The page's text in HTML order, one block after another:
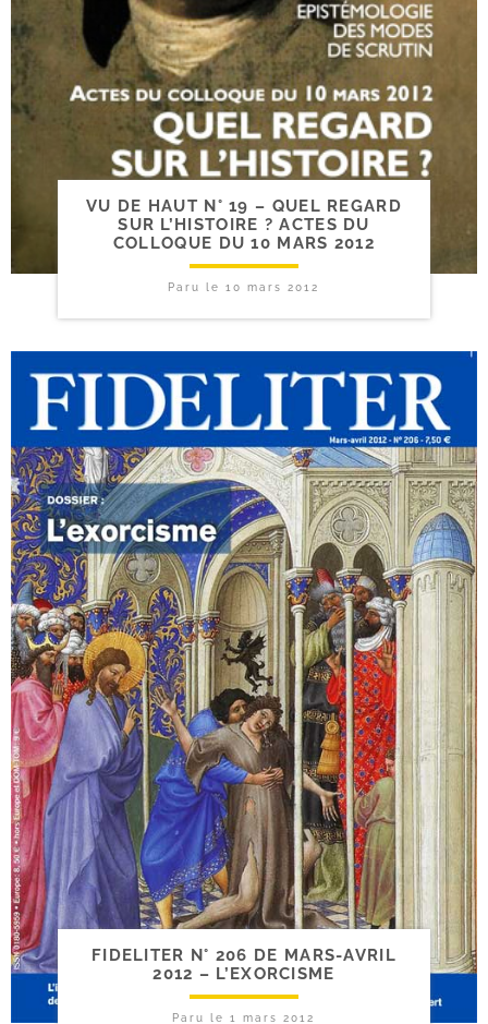
VU DE HAUT N° 19 – QUEL REGARD
SUR L’HISTOIRE ? ACTES DU
COLLOQUE DU 10 MARS 2012
Paru le10 mars 2012
FIDELITER N° 206 DE MARS-​AVRIL
2012 – L’EXORCISME
Paru le1 mars 2012